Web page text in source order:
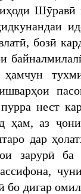
бозӣ
ҳамчун
нест
ҳам, аз
дар
зарурӣ ба
дигар